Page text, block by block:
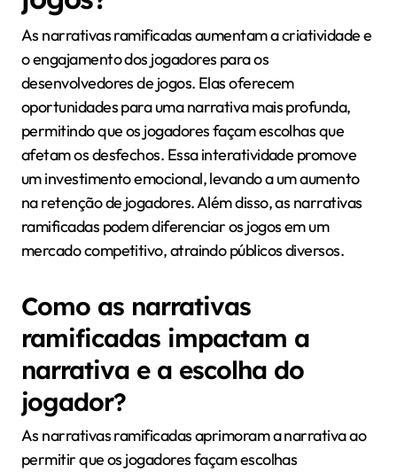
As narrativas ramificadas aumentam a criatividade e
o engajamento dos jogadores para os
desenvolvedores de jogos. Elas oferecem
oportunidades para uma narrativa mais profunda,
permitindo que os jogadores façam escolhas que
afetam os desfechos. Essa interatividade promove
um investimento emocional, levando a um aumento
na retenção de jogadores. Além disso, as narrativas
ramificadas podem diferenciar os jogos em um
mercado competitivo, atraindo públicos diversos.
Como as narrativas
ramificadas impactam a
narrativa e a escolha do
jogador?
As narrativas ramificadas aprimoram a narrativa ao
permitir que os jogadores façam escolhas